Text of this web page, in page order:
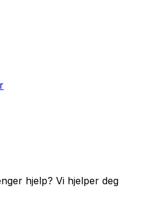
hjelp? Vi hjelper deg